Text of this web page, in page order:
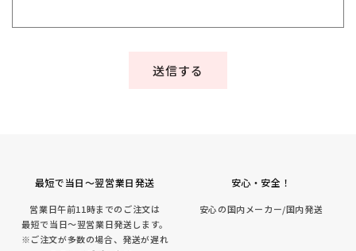
送信する
最短で当日～翌営業日発送
営業日午前11時までのご注文は
最短で当日～翌営業日発送します。
※ご注文が多数の場合、発送が遅れ
安心・安全！
安心の国内メーカー/国内発送